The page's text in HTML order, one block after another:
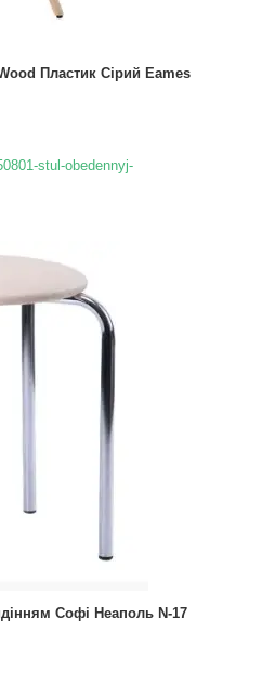
Пластик Сірий Eames
stul-obedennyj-
Софі Неаполь N-17